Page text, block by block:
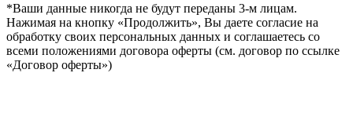
*Ваши данные никогда не будут переданы 3-м лицам.
Нажимая на кнопку «Продолжить», Вы даете согласие на
обработку своих персональных данных и соглашаетесь со
всеми положениями договора оферты (см. договор по ссылке
«Договор оферты»)